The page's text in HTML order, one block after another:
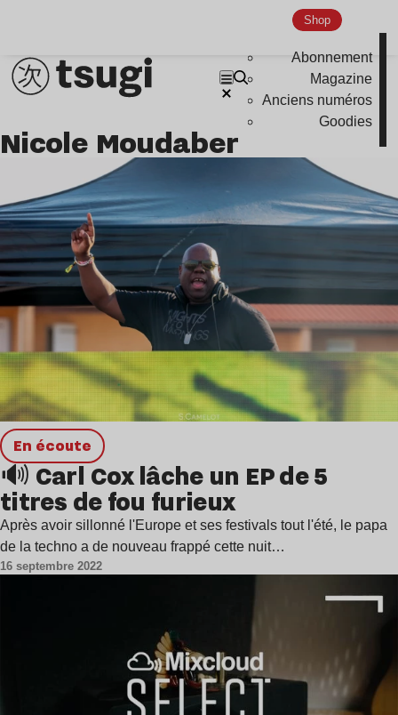
Shop
Abonnement
Magazine
Anciens numéros
Goodies
Nicole Moudaber
en écoute
🔊 Carl Cox lâche un EP de 5
titres de fou furieux
Après avoir sillonné l'Europe et ses festivals tout l'été, le papa
de la techno a de nouveau frappé cette nuit…
16 septembre 2022